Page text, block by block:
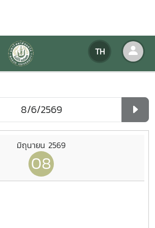
TH
รมของหน่วยงาน
ของหน่วยงาน
มิถุนายน 2569
08